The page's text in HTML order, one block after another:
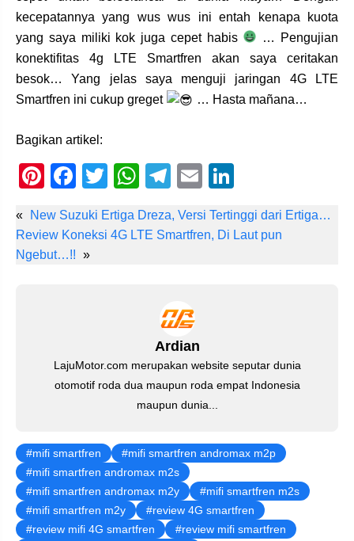
kecepatannya yang wus wus ini entah kenapa kuota
yang saya miliki kok juga cepet habis
… Pengujian
konektifitas 4g LTE Smartfren akan saya ceritakan
besok… Yang jelas saya menguji jaringan 4G LTE
Smartfren ini cukup greget
… Hasta mañana…
Bagikan artikel:
Pi
er
e
F
c
e
k
T
tt
W
at
T
e
m
E
ail k
«
New Suzuki Ertiga Dreza, Versi Tertinggi dari Ertiga…
Review Koneksi 4G LTE Smartfren, Di Laut pun
Ngebut…!! »
Ardian
LajuMotor.com merupakan website seputar dunia
otomotif roda dua maupun roda empat Indonesia
maupun dunia...
mifi smartfren
mifi smartfren andromax m2p
mifi smartfren andromax m2s
mifi smartfren andromax m2y
mifi smartfren m2s
mifi smartfren m2y
review 4G smartfren
review mifi 4G smartfren
review mifi smartfren